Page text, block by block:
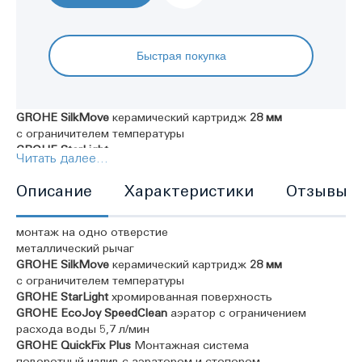
Быстрая покупка
GROHE SilkMove керамический картридж 28 мм
с ограничителем температуры
GROHE StarLight
Читать далее...
Описание
монтаж на одно отверстие
металлический рычаг
GROHE SilkMove керамический картридж 28 мм
с ограничителем температуры
GROHE StarLightхромированная поверхность
GROHE EcoJoy SpeedClean аэратор с ограничением
расхода воды 5,7 л/мин
GROHE QuickFix Plus Монтажная система
Характеристики Отзывы